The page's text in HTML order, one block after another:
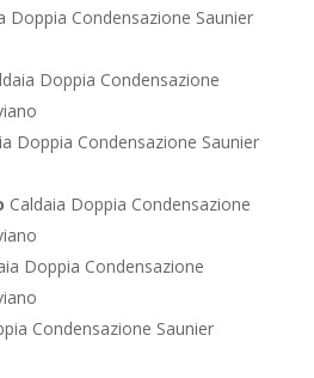
Doppia Condensazione Saunier
Doppia Condensazione
Doppia Condensazione Saunier
Caldaia Doppia Condensazione
Doppia Condensazione
Condensazione Saunier